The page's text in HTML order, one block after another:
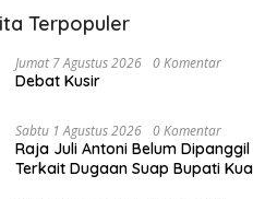
Terpopuler
Jumat 7 Agustus 2026 0 Komentar
Debat Kusir
Sabtu 1 Agustus 2026 0 Komentar
Raja Juli Antoni Belum Dipanggil
Terkait Dugaan Suap Bupati